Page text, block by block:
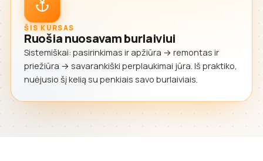
ŠIS KURSAS
Ruošia nuosavam burlaiviui
Sistemiškai: pasirinkimas ir apžiūra → remontas ir
priežiūra → savarankiški perplaukimai jūra. Iš praktiko,
nuėjusio šį kelią su penkiais savo burlaiviais.